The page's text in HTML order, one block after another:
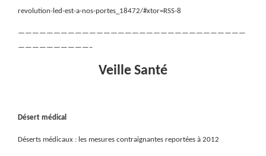
revolution-led-est-a-nos-portes_18472/#xtor=RSS-8
————————————————————————————————
——————————–
Veille Santé
Désert médical
Déserts médicaux : les mesures contraignantes reportées à 2012